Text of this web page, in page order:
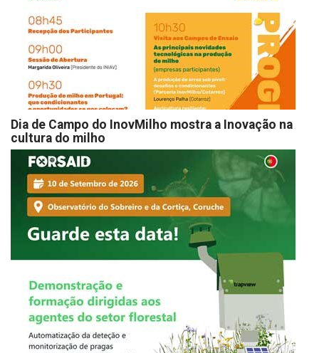
Dia de Campo do InovMilho mostra a Inovação na
cultura do milho